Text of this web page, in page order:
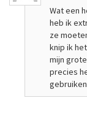
Wat een
heb ik
ze
knip ik
mijn
precies